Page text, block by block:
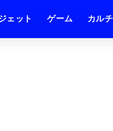
ェット ゲーム カル